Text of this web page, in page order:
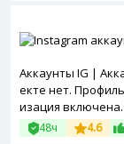
Аккаунты IG |
екте нет.
изация
48ч 4.6